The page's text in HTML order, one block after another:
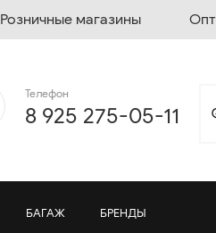
Розничные магазины
Телефон
8 925 275-05-11
БАГАЖ БРЕНДЫ